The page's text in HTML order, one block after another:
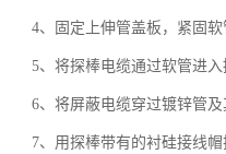
4、固定上伸管盖板，紧固软
5、将探棒电缆通过软管进
6、将屏蔽电缆穿过镀锌管
7、用探棒带有的衬硅接线